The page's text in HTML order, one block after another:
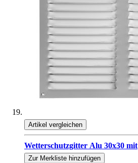
Artikel vergleichen
Wetterschutzgitter Alu 30x30 mit
Zur Merkliste hinzufügen